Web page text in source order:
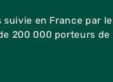
en France par
200 000 porteurs de